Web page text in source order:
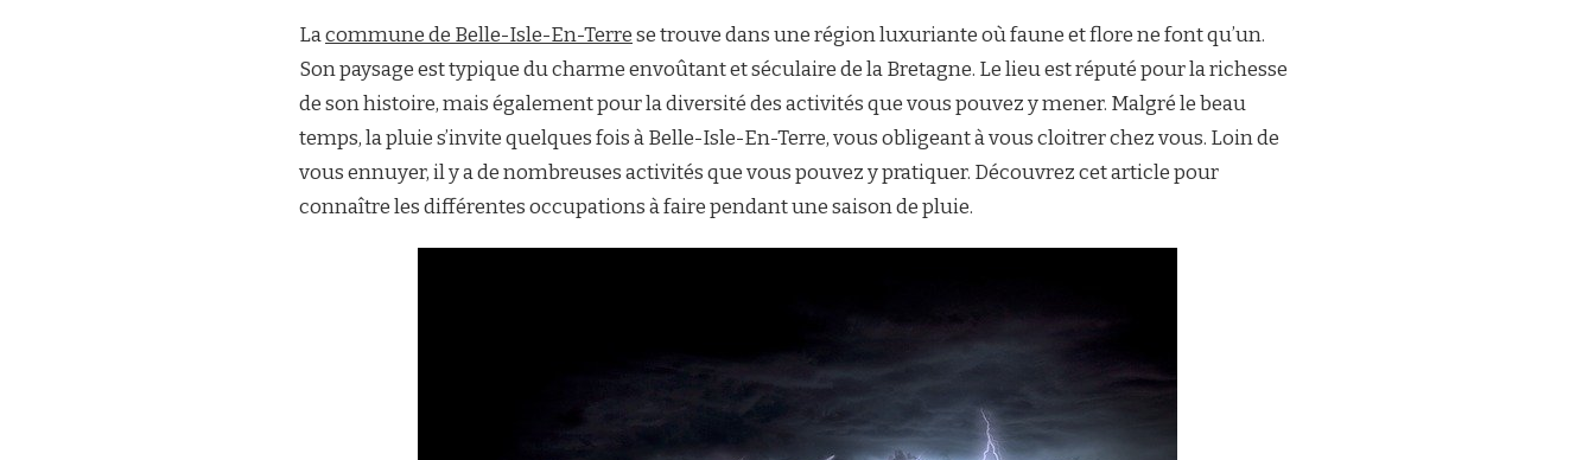
Lacommune de Belle-Isle-En-Terrese trouve dans une région luxuriante où faune et flore ne font qu’un.
Son paysage est typique du charme envoûtant et séculaire de la Bretagne. Le lieu est réputé pour la richesse
de son histoire, mais également pour la diversité des activités que vous pouvez y mener. Malgré le beau
temps, la pluie s’invite quelques fois à Belle-Isle-En-Terre, vous obligeant à vous cloitrer chez vous. Loin de
vous ennuyer, il y a de nombreuses activités que vous pouvez y pratiquer. Découvrez cet article pour
connaître les différentes occupations à faire pendant une saison de pluie.